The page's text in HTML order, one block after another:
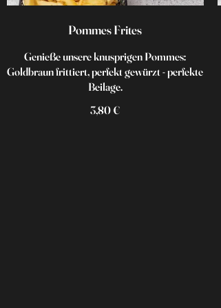
Pommes Frites
Genieße unsere knusprigen Pommes:
Goldbraun frittiert, perfekt gewürzt - perfekte
Beilage.
3,80 €